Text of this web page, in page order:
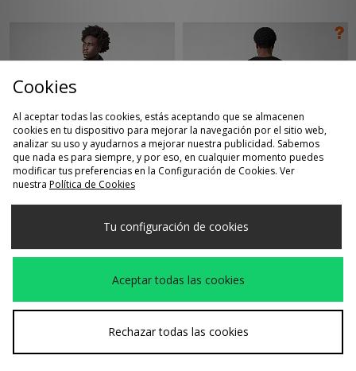
COMPRA RÁPIDA
Antes105,00€
COMPRA RÁPIDA
exclusive
Antes35,00€
Cookies
Al aceptar todas las cookies, estás aceptando que se almacenen
cookies en tu dispositivo para mejorar la navegación por el sitio web,
analizar su uso y ayudarnos a mejorar nuestra publicidad. Sabemos
que nada es para siempre, y por eso, en cualquier momento puedes
modificar tus preferencias en la Configuración de Cookies. Ver
nuestra Política de Cookies
Tu configuración de cookies
Aceptar todas las cookies
Rechazar todas las cookies